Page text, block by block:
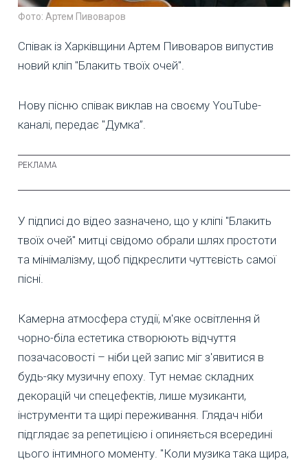
Фото: Артем Пивоваров
Співак із Харківщини Артем Пивоваров випустив
новий кліп "Блакить твоїх очей".
Нову пісню співак виклав на своєму YouTube-
каналі, передає "Думка”.
У підписі до відео зазначено, що у кліпі "Блакить
твоїх очей" митці свідомо обрали шлях простоти
та мінімалізму, щоб підкреслити чуттєвість самої
пісні.
Камерна атмосфера студії, м'яке освітлення й
чорно-біла естетика створюють відчуття
позачасовості – ніби цей запис міг з'явитися в
будь-яку музичну епоху. Тут немає складних
декорацій чи спецефектів, лише музиканти,
інструменти та щирі переживання. Глядач ніби
підглядає за репетицією і опиняється всередині
цього інтимного моменту. "Коли музика така щира,